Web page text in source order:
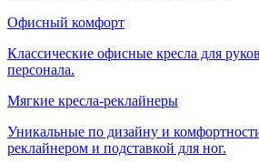
Офисный комфорт
Классические офисные кресла для
персонала.
Мягкие кресла-реклайнеры
Уникальные по дизайну и
реклайнером и подставкой для ног.